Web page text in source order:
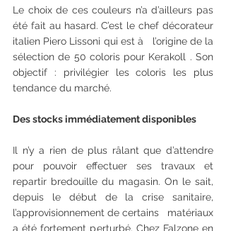
Le choix de ces couleurs n’a d’ailleurs pas
été fait au hasard. C’est le chef décorateur
italien Piero Lissoni qui est à   l’origine de la
sélection de 50 coloris pour Kerakoll . Son
objectif : privilégier les coloris les plus
tendance du marché.
Des stocks immédiatement disponibles
Il n’y a rien de plus râlant que d’attendre
pour pouvoir effectuer ses travaux et
repartir bredouille du magasin. On le sait,
depuis le début de la crise sanitaire,
l’approvisionnement de certains   matériaux
a été fortement perturbé. Chez Falzone en